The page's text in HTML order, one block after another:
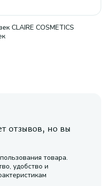
CLAIRE COSMETICS
отзывов, но вы
товара.
удобство и